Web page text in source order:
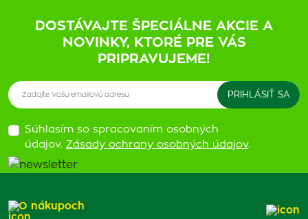
DOSTÁVAJTE ŠPECIÁLNE AKCIE A
NOVINKY, KTORÉ PRE VÁS
PRIPRAVUJEME!
Súhlasím so spracovaním osobných
údajov. Zásady ochrany osobných údajov.
O nákupoch